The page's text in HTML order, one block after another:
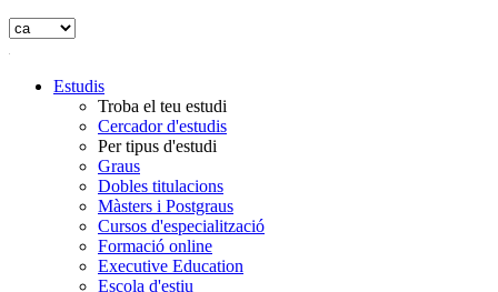
Estudis
Troba el teu estudi
Cercador d'estudis
Per tipus d'estudi
Graus
Dobles titulacions
Màsters i Postgraus
Cursos d'especialització
Formació online
Executive Education
Escola d'estiu